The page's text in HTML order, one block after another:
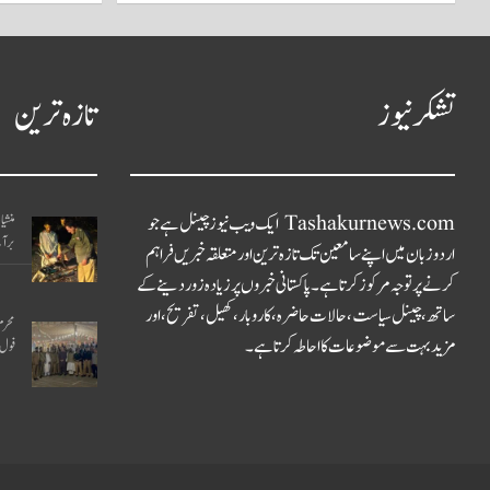
تشکر نیوز
Tashakurnews.com ایک ویب نیوز چینل ہے جو
اردو زبان میں اپنے سامعین تک تازہ ترین اور متعلقہ خبریں فراہم
کرنے پر توجہ مرکوز کرتا ہے۔ پاکستانی خبروں پر زیادہ زور دینے کے
ساتھ، چینل سیاست، حالات حاضرہ، کاروبار، کھیل، تفریح، اور
مزید بہت سے موضوعات کا احاطہ کرتا ہے۔
تازہ ترین